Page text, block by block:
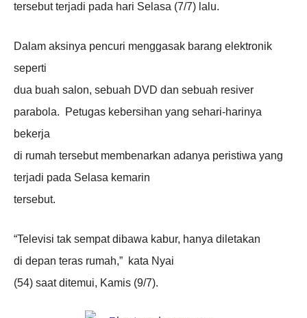
tersebut terjadi pada hari Selasa (7/7) lalu.
Dalam aksinya pencuri menggasak barang elektronik
seperti
dua buah salon, sebuah DVD dan sebuah resiver
parabola. Petugas kebersihan yang sehari-harinya
bekerja
di rumah tersebut membenarkan adanya peristiwa yang
terjadi pada Selasa kemarin
tersebut.
“Televisi tak sempat dibawa kabur, hanya diletakan
di depan teras rumah,” kata Nyai
(54) saat ditemui, Kamis (9/7).